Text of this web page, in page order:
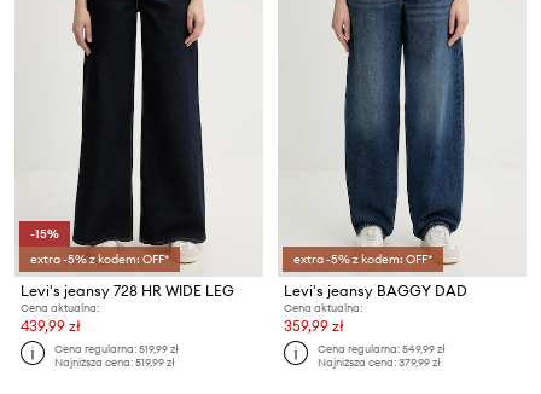
-15%
extra -5% z kodem: OFF*
Levi's jeansy 728 HR WIDE LEG
Cena aktualna:
439,99 zł
Cena regularna:519,99 zł
Najniższa cena:519,99 zł
extra -5% z kodem: OFF*
Levi's jeansy BAGGY DAD
Cena aktualna:
359,99 zł
Cena regularna:549,99 zł
Najniższa cena:379,99 zł